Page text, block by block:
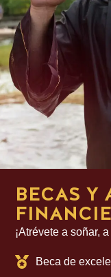
BECAS Y
¡Atrévete a soñar,
Beca de